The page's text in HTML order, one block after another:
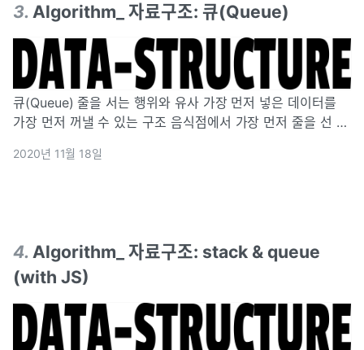
3. Algorithm_ 자료구조: 큐(Queue)
큐(Queue) 줄을 서는 행위와 유사 가장 먼저 넣은 데이터를
가장 먼저 꺼낼 수 있는 구조 음식점에서 가장 먼저 줄을 선 사
First-Out) 또는 LILO(Last-In, Last-Out) 방
2020년 11월 18일
4. Algorithm_ 자료구조: stack & queue
(with JS)